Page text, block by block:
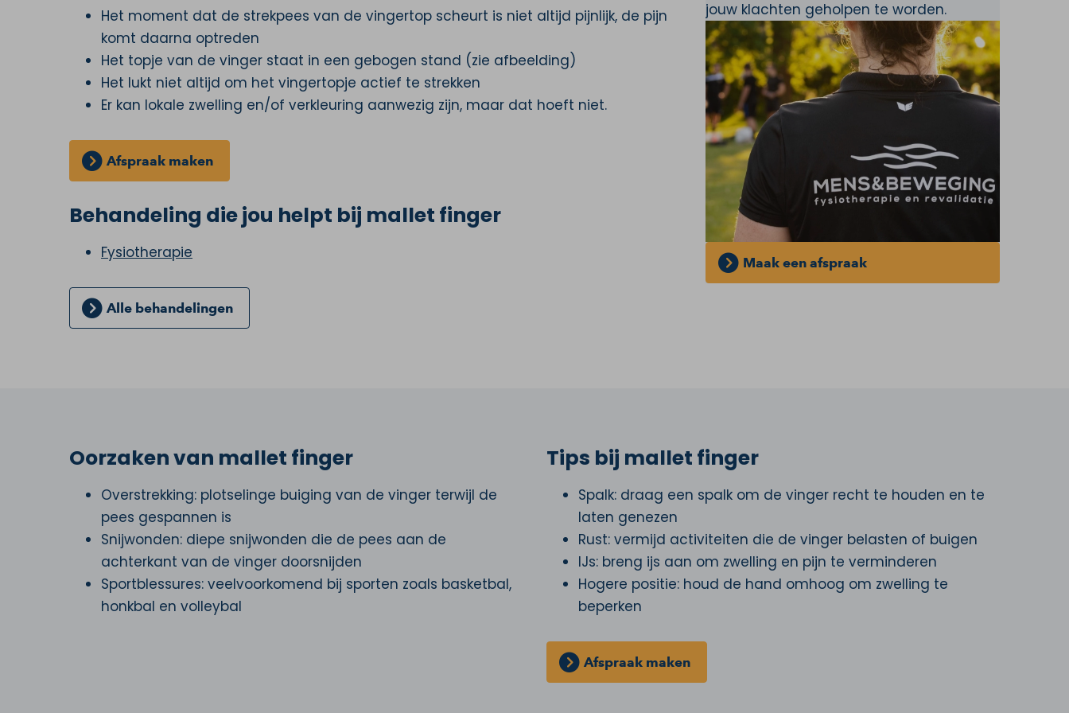
Het moment dat de strekpees van de vingertop scheurt is niet altijd pijnlijk, de pijn
komt daarna optreden
Het topje van de vinger staat in een gebogen stand (zie afbeelding)
Het lukt niet altijd om het vingertopje actief te strekken
Er kan lokale zwelling en/of verkleuring aanwezig zijn, maar dat hoeft niet.
Afspraak maken
Behandeling die jou helpt bij mallet finger
Fysiotherapie
Alle behandelingen
jouw klachten geholpen te worden.
Maak een afspraak
Oorzaken van mallet finger
Overstrekking: plotselinge buiging van de vinger terwijl de
pees gespannen is
Snijwonden: diepe snijwonden die de pees aan de
achterkant van de vinger doorsnijden
Sportblessures: veelvoorkomend bij sporten zoals basketbal,
honkbal en volleybal
Tips bij mallet finger
Spalk: draag een spalk om de vinger recht te houden en te
laten genezen
Rust: vermijd activiteiten die de vinger belasten of buigen
IJs: breng ijs aan om zwelling en pijn te verminderen
Hogere positie: houd de hand omhoog om zwelling te
beperken
Afspraak maken